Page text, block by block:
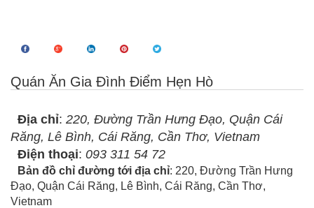
Quán Ăn Gia Đình Điểm Hẹn Hò
Địa chỉ: 220, Đường Trần Hưng Đạo, Quận Cái
Răng, Lê Bình, Cái Răng, Cần Thơ, Vietnam
Điện thoại: 093 311 54 72
Bản đồ chỉ đường tới địa chỉ: 220, Đường Trần Hưng
Đạo, Quận Cái Răng, Lê Bình, Cái Răng, Cần Thơ,
Vietnam